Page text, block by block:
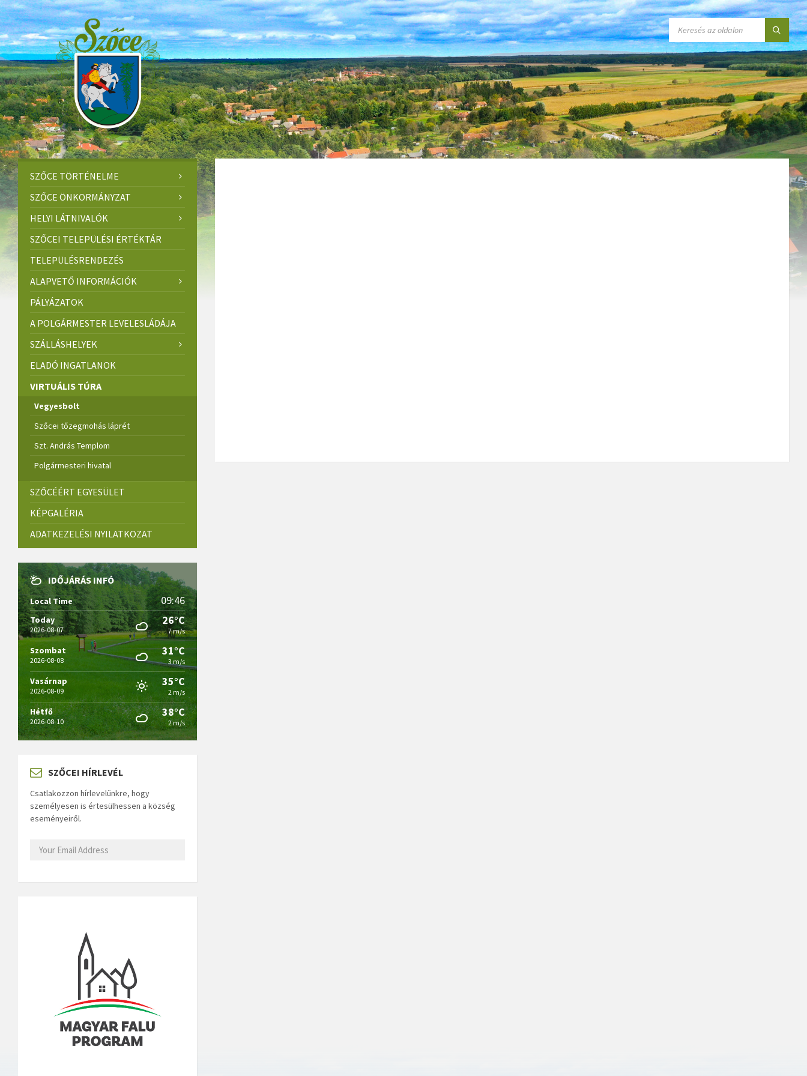
Skip
to
content
Skip
to
left
sidebar
Skip
to
footer
SEARCH:
SZŐCE TÖRTÉNELME
SZŐCE ÖNKORMÁNYZAT
HELYI LÁTNIVALÓK
SZŐCEI TELEPÜLÉSI ÉRTÉKTÁR
TELEPÜLÉSRENDEZÉS
ALAPVETŐ INFORMÁCIÓK
PÁLYÁZATOK
A POLGÁRMESTER LEVELESLÁDÁJA
SZÁLLÁSHELYEK
ELADÓ INGATLANOK
VIRTUÁLIS TÚRA
Vegyesbolt
Szőcei tőzegmohás láprét
Szt. András Templom
Polgármesteri hivatal
SZŐCÉÉRT EGYESÜLET
KÉPGALÉRIA
ADATKEZELÉSI NYILATKOZAT
IDŐJÁRÁS INFÓ
Local Time 09:46
Today
2026-08-07
26°C
7 m/s
Szombat
2026-08-08
31°C
3 m/s
Vasárnap
2026-08-09
35°C
2 m/s
Hétfő
2026-08-10
38°C
2 m/s
SZŐCEI HÍRLEVÉL
Csatlakozzon hírlevelünkre, hogy
személyesen is értesülhessen a község
eseményeiről.